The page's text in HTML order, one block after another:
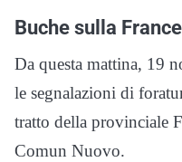
Buche sulla
Da questa mattina, 19
le segnalazioni di
tratto della provinciale
Comun Nuovo.